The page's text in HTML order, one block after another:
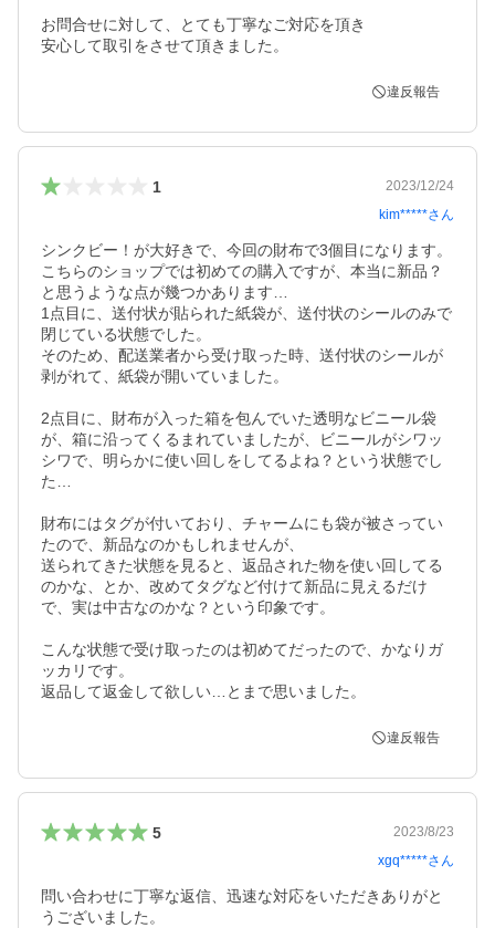
お問合せに対して、とても丁寧なご対応を頂き
安心して取引をさせて頂きました。
違反報告
1
2023/12/24
kim*****さん
シンクビー！が大好きで、今回の財布で3個目になります。
こちらのショップでは初めての購入ですが、本当に新品？
と思うような点が幾つかあります…
1点目に、送付状が貼られた紙袋が、送付状のシールのみで
閉じている状態でした。
そのため、配送業者から受け取った時、送付状のシールが
剥がれて、紙袋が開いていました。
2点目に、財布が入った箱を包んでいた透明なビニール袋
が、箱に沿ってくるまれていましたが、ビニールがシワッ
シワで、明らかに使い回しをしてるよね？という状態でし
た…
財布にはタグが付いており、チャームにも袋が被さってい
たので、新品なのかもしれませんが、
送られてきた状態を見ると、返品された物を使い回してる
のかな、とか、改めてタグなど付けて新品に見えるだけ
で、実は中古なのかな？という印象です。
こんな状態で受け取ったのは初めてだったので、かなりガ
ッカリです。
返品して返金して欲しい…とまで思いました。
違反報告
5
2023/8/23
xgq*****さん
問い合わせに丁寧な返信、迅速な対応をいただきありがと
うございました。